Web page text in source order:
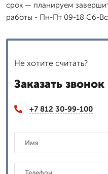
срок — планируем
работы - Пн-Пт 09-18 Сб-Вс
Не хотите считать?
Заказать звонок
+7 812 30-99-100